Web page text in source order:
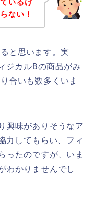
いるけ
ない！
と思います。実
ジカルBの商品がみ
合いも数多くいま
興味がありそうなア
力してもらい、フィ
ったのですが、いま
わかりませんでし